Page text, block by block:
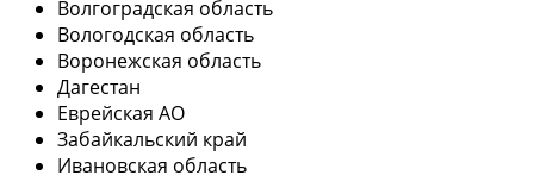
Волгоградская область
Вологодская область
Воронежская область
Дагестан
Еврейская АО
Забайкальский край
Ивановская область